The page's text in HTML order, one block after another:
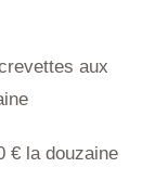
aux
€ la douzaine